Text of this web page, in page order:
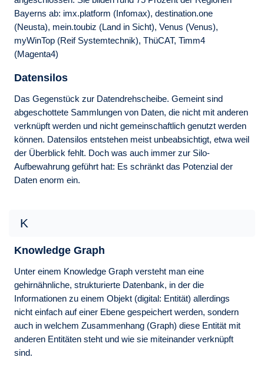
Bayerns ab: imx.platform (Infomax), destination.one
(Neusta), mein.toubiz (Land in Sicht), Venus (Venus),
myWinTop (Reif Systemtechnik), ThüCAT, Timm4
(Magenta4)
Datensilos
Das Gegenstück zur Datendrehscheibe. Gemeint sind
abgeschottete Sammlungen von Daten, die nicht mit anderen
verknüpft werden und nicht gemeinschaftlich genutzt werden
können. Daten­silos entstehen meist unbeabsichtigt, etwa weil
der Überblick fehlt. Doch was auch immer zur Silo-
Aufbewahrung geführt hat: Es schränkt das Potenzial der
Daten enorm ein.
K
Knowledge Graph
Unter einem Knowledge Graph versteht man eine
gehirnähnliche, strukturierte Datenbank, in der die
Informationen zu einem Objekt (digital: Entität) allerdings
nicht einfach auf einer Ebene gespeichert werden, sondern
auch in welchem Zusammenhang (Graph) diese Entität mit
anderen Entitäten steht und wie sie miteinander verknüpft
sind.